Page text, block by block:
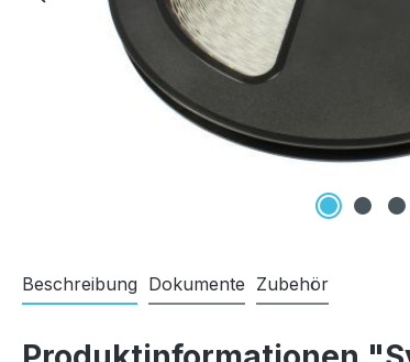
Beschreibung Dokumente Zubehör